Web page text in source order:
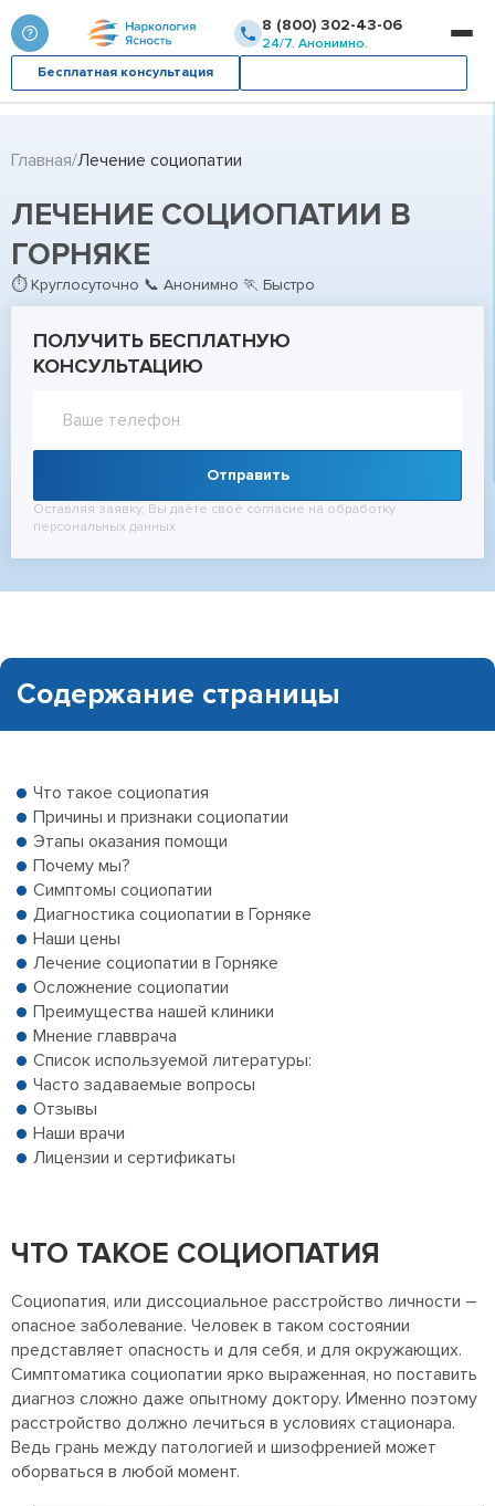
8 (800) 302-43-06
24/7. Анонимно.
Бесплатная консультация
Главная Лечение социопатии
ЛЕЧЕНИЕ СОЦИОПАТИИ В
ГОРНЯКЕ
⏱ Круглосуточно 📞 Анонимно 🏃 Быстро
ПОЛУЧИТЬ БЕСПЛАТНУЮ
КОНСУЛЬТАЦИЮ
Отправить
Оставляя заявку, Вы даёте своё согласие на обработку
персональных данных
Содержание страницы
Что такое социопатия
Причины и признаки социопатии
Этапы оказания помощи
Почему мы?
Симптомы социопатии
Диагностика социопатии в Горняке
Наши цены
Лечение социопатии в Горняке
Осложнение социопатии
Преимущества нашей клиники
Мнение главврача
Список используемой литературы:
Часто задаваемые вопросы
Отзывы
Наши врачи
Лицензии и сертификаты
ЧТО ТАКОЕ СОЦИОПАТИЯ
Социопатия, или диссоциальное расстройство личности –
опасное заболевание. Человек в таком состоянии
представляет опасность и для себя, и для окружающих.
Симптоматика социопатии ярко выраженная, но поставить
диагноз сложно даже опытному доктору. Именно поэтому
расстройство должно лечиться в условиях стационара.
Ведь грань между патологией и шизофренией может
оборваться в любой момент.